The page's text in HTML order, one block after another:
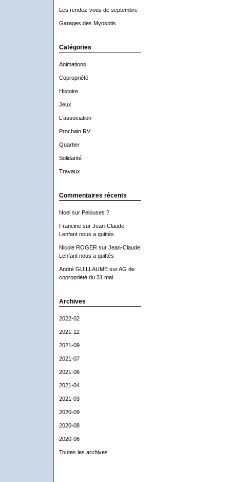
Les rendez-vous de septembre
Garages des Myosotis
Catégories
Animations
Copropriété
Histoire
Jeux
L'association
Prochain RV
Quartier
Solidarité
Travaux
Commentaires récents
Noelsur Pelouses ?
Francinesur Jean-Claude
Lenfant nous a quittés
Nicole ROGERsur Jean-Claude
Lenfant nous a quittés
André GUILLAUMEsurAG de
copropriété du 31 mai
Archives
2022-02
2021-12
2021-09
2021-07
2021-06
2021-04
2021-03
2020-09
2020-08
2020-06
Toutes les archives